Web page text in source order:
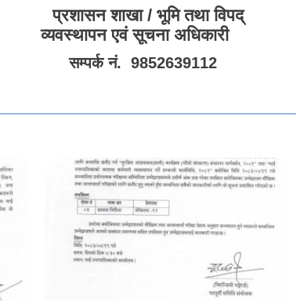
प्रशासन शाखा / भूमि तथा विपद्
व्यवस्थापन एवं सूचना अधिकारी
सम्पर्क नं. 9852639112